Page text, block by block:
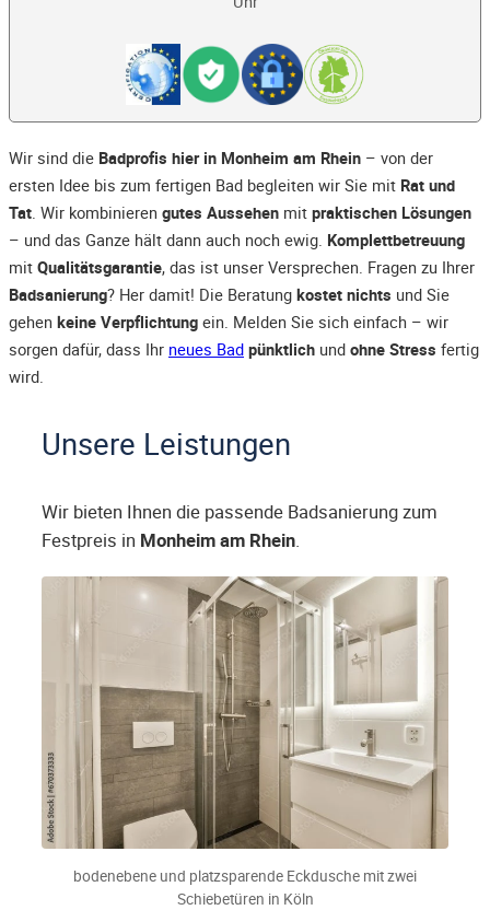
Wir sind die Badprofis hier in Monheim am Rhein – von der
ersten Idee bis zum fertigen Bad begleiten wir Sie mit Rat und
Tat. Wir kombinieren gutes Aussehen mit praktischen Lösungen
– und das Ganze hält dann auch noch ewig. Komplettbetreuung
mit Qualitätsgarantie, das ist unser Versprechen. Fragen zu Ihrer
Badsanierung? Her damit! Die Beratung kostet nichts und Sie
gehen keine Verpflichtung ein. Melden Sie sich einfach – wir
sorgen dafür, dass Ihr neues Bad pünktlich und ohne Stress fertig
wird.
Unsere Leistungen
Wir bieten Ihnen die passende Badsanierung zum
Festpreis in Monheim am Rhein.
bodenebene und platzsparende Eckdusche mit zwei
Schiebetüren in Köln